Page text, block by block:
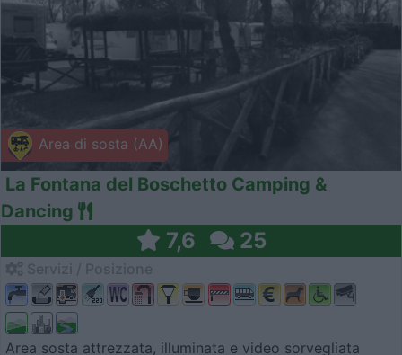
Area di sosta (AA)
La Fontana del Boschetto Camping &
Dancing
7,6 25
Area sosta attrezzata, illuminata e video sorvegliata